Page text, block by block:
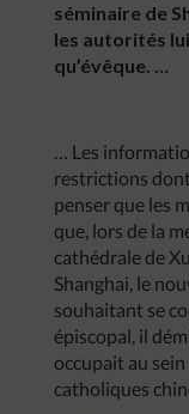
séminaire de
les autorités
qu’évêque. …
… Les
restrictions
penser que les
que, lors de la
cathédrale de
Shanghai, le
souhaitant se
épiscopal, il
occupait au
catholiques